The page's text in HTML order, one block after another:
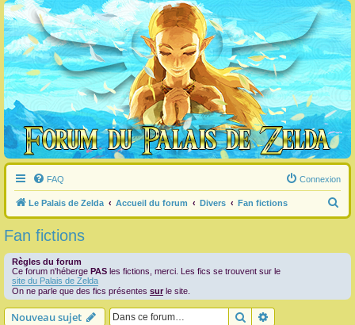
FAQ Connexion
Le Palais de Zelda Accueil du forum Divers Fan fictions
e
Fan fictions
Règles du forum
Ce forum n'héberge PAS les fictions, merci. Les fics se trouvent sur le
site du Palais de Zelda
On ne parle que des fics présentes surle site.
Nouveau sujet Rechercher